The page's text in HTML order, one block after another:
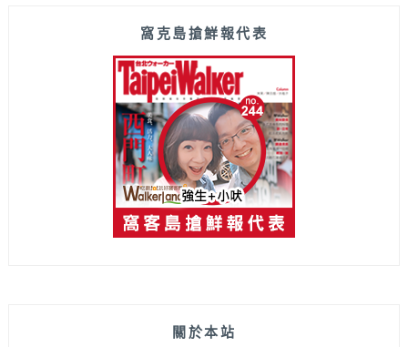
窩克島搶鮮報代表
關於本站